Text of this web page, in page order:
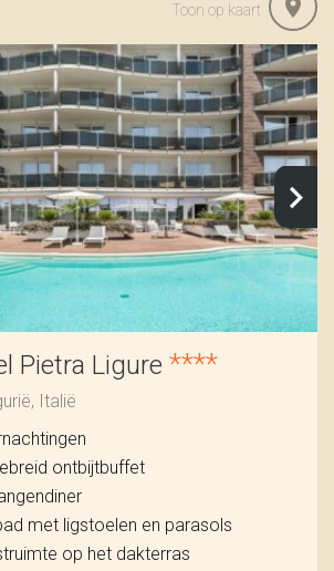
Toon op kaart
Pietra Ligure ****
Italië
ontbijtbuffet
met ligstoelen en parasols
op het dakterras